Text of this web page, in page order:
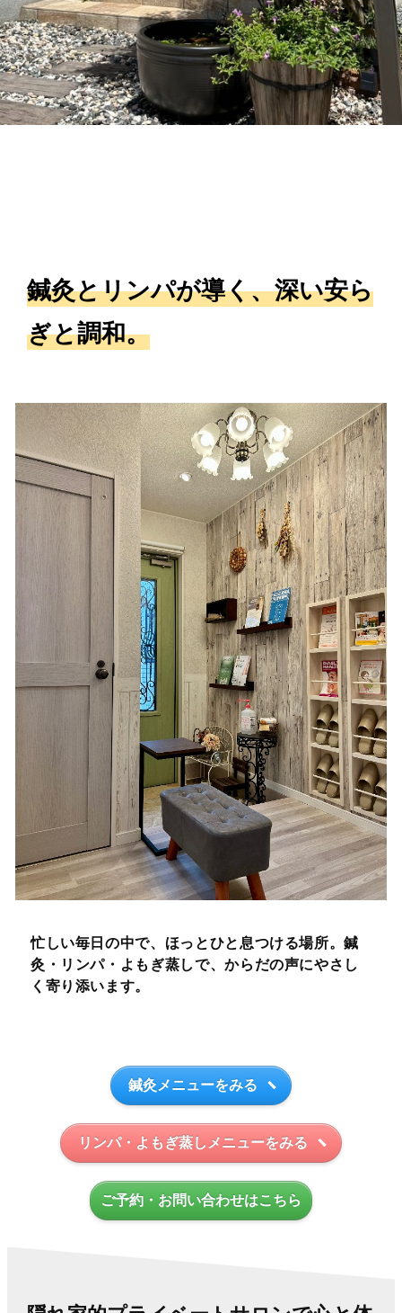
鍼灸とリンパが導く、深い安ら
ぎと調和。
忙しい毎日の中で、ほっとひと息つける場所。鍼
灸・リンパ・よもぎ蒸しで、からだの声にやさし
く寄り添います。
鍼灸メニューをみる
リンパ・よもぎ蒸しメニューをみる
ご予約・お問い合わせはこちら